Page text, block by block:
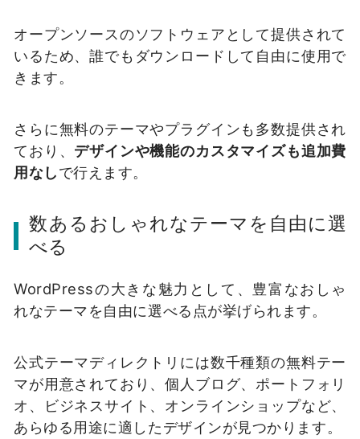
オープンソースのソフトウェアとして提供されて
いるため、誰でもダウンロードして自由に使用で
きます。
さらに無料のテーマやプラグインも多数提供され
ており、 デザインや機能のカスタマイズも追加費
用なしで行えます。
数あるおしゃれなテーマを自由に選
べる
WordPressの大きな魅力として、豊富なおしゃ
れなテーマを自由に選べる点が挙げられます。
公式テーマディレクトリには数千種類の無料テー
マが用意されており、個人ブログ、ポートフォリ
オ、ビジネスサイト、オンラインショップなど、
あらゆる用途に適したデザインが見つかります。